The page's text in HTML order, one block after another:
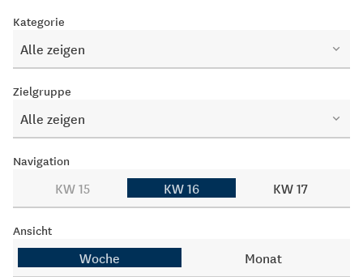
Kategorie
Alle zeigen
Zielgruppe
Alle zeigen
Navigation
KW 15 KW 16 KW 17
Ansicht
Woche Monat